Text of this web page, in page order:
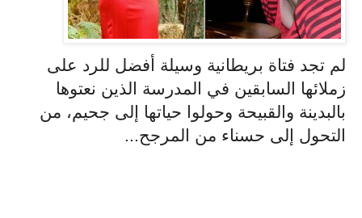
لم تجد فتاة بريطانية وسيلة أفضل للرد على
زملائها السابقين في المدرسة الذين نعتوها
بالبدينة والقبيحة وحولوا حياتها إلى جحيم، من
التحول إلى حسناء من المرجح...